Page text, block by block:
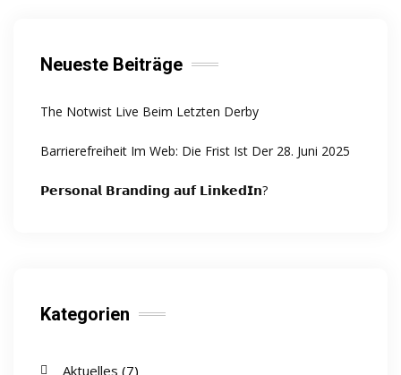
Neueste Beiträge
The Notwist Live Beim Letzten Derby
Barrierefreiheit Im Web: Die Frist Ist Der 28. Juni 2025
𝗣𝗲𝗿𝘀𝗼𝗻𝗮𝗹 𝗕𝗿𝗮𝗻𝗱𝗶𝗻𝗴 𝗮𝘂𝗳 𝗟𝗶𝗻𝗸𝗲𝗱𝗜𝗻?
Kategorien
Aktuelles (7)